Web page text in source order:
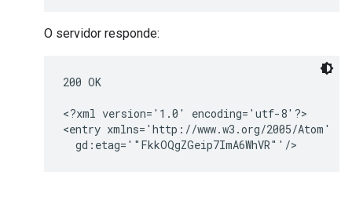
O servidor responde:
200 OK
<?xml version='1.0' encoding='utf-8'?>
<entry xmlns='http://www.w3.org/2005/Atom'
  gd:etag='"FkkOQgZGeip7ImA6WhVR"'/>